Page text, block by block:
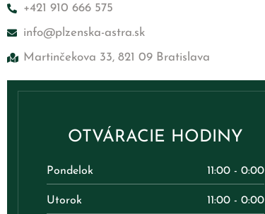
+421 910 666 575
info@plzenska-astra.sk
Martinčekova 33, 821 09 Bratislava
OTVÁRACIE HODINY
Pondelok 11:00 - 0:00
Utorok 11:00 - 0:00